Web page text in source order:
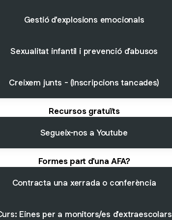
Gestió d'explosions emocionals
Sexualitat infantil i prevenció d’abusos
Creixem junts - (Inscripcions tancades)
Recursos gratuïts
Segueix-nos a Youtube
Formes part d'una AFA?
Contracta una xerrada o conferència
Eines per a monitors/es d'extraescolars